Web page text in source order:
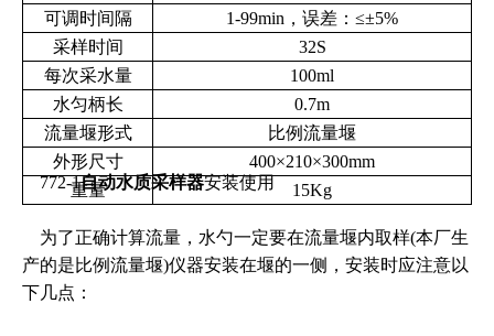
可调时间隔
1-99min，误差：≤±5%
采样时间
32S
每次采水量
100ml
水匀柄长
0.7m
流量堰形式
比例流量堰
外形尺寸
400×210×300mm
重量
15Kg
772-1自动水质采样器安装使用
为了正确计算流量，水勺一定要在流量堰内取样(本厂生
产的是比例流量堰)仪器安装在堰的一侧，安装时应注意以
下几点：